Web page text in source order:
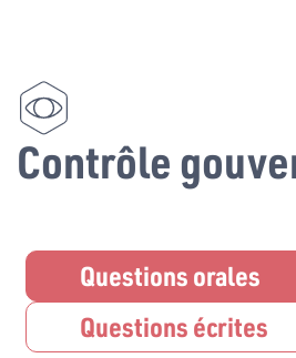
Contrôle
Questions orales
Questions écrites